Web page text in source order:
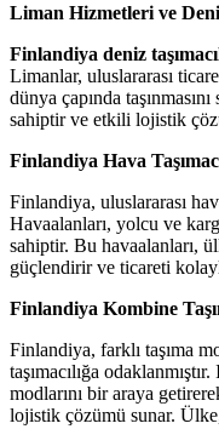
Liman Hizmetleri ve Deniz
Finlandiya deniz
Limanlar, uluslararası
dünya çapında
sahiptir ve etkili lojistik
Finlandiya Hava
Finlandiya, uluslararası
Havaalanları, yolcu ve
sahiptir. Bu havaalanları,
güçlendirir ve ticareti
Finlandiya Kombine
Finlandiya, farklı taşıma
taşımacılığa
modlarını bir araya
lojistik çözümü sunar.